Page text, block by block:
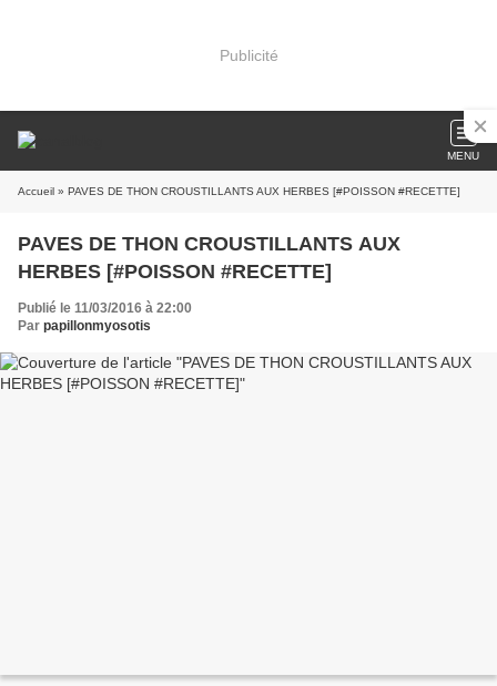
Publicité
MENU
Accueil » PAVES DE THON CROUSTILLANTS AUX HERBES [#POISSON #RECETTE]
PAVES DE THON CROUSTILLANTS AUX
HERBES [#POISSON #RECETTE]
Publié le 11/03/2016 à 22:00
Par papillonmyosotis